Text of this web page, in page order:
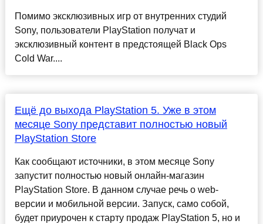
Помимо эксклюзивных игр от внутренних студий
Sony, пользователи PlayStation получат и
эксклюзивный контент в предстоящей Black Ops
Cold War....
Ещё до выхода PlayStation 5. Уже в этом
месяце Sony представит полностью новый
PlayStation Store
Как сообщают источники, в этом месяце Sony
запустит полностью новый онлайн-магазин
PlayStation Store. В данном случае речь о web-
версии и мобильной версии. Запуск, само собой,
будет приурочен к старту продаж PlayStation 5, но и